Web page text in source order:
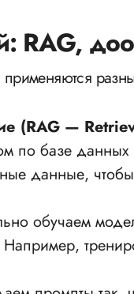
RAG,
применяются
(RAG —
по базе
данные,
обучаем